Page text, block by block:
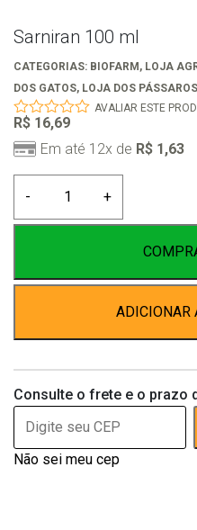
Sarniran 100 ml
CATEGORIAS: BIOFARM , LOJA
DOS GATOS, LOJA DOS PÁSSAROS
0
out
of
AVALIAR ESTE
R$ 16,69
Em até 12x de R$ 1,63
-
ml
+
ADICIONAR
Consulte o frete e o prazo
Não sei meu cep